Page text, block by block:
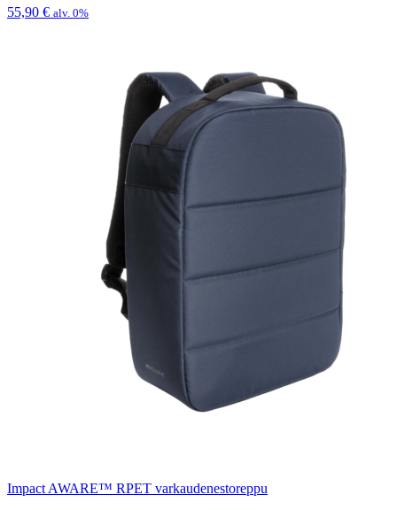
55,90 € alv. 0%
Impact AWARE™ RPET varkaudenestoreppu